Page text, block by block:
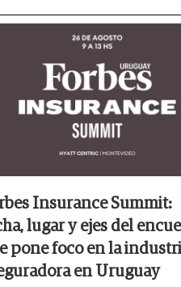
Insurance Summit:
lugar y ejes del
pone foco en la
en Uruguay